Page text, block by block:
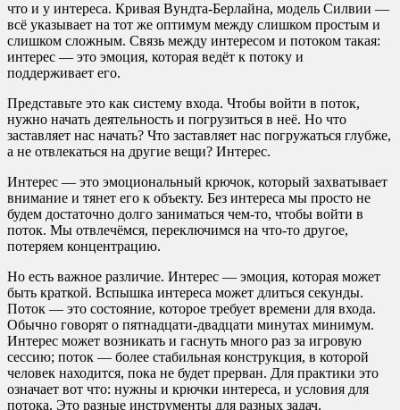
что и у интереса. Кривая Вундта-Берлайна, модель Силвии —
всё указывает на тот же оптимум между слишком простым и
слишком сложным. Связь между интересом и потоком такая:
интерес — это эмоция, которая ведёт к потоку и
поддерживает его.
Представьте это как систему входа. Чтобы войти в поток,
нужно начать деятельность и погрузиться в неё. Но что
заставляет нас начать? Что заставляет нас погружаться глубже,
а не отвлекаться на другие вещи? Интерес.
Интерес — это эмоциональный крючок, который захватывает
внимание и тянет его к объекту. Без интереса мы просто не
будем достаточно долго заниматься чем-то, чтобы войти в
поток. Мы отвлечёмся, переключимся на что-то другое,
потеряем концентрацию.
Но есть важное различие. Интерес — эмоция, которая может
быть краткой. Вспышка интереса может длиться секунды.
Поток — это состояние, которое требует времени для входа.
Обычно говорят о пятнадцати-двадцати минутах минимум.
Интерес может возникать и гаснуть много раз за игровую
сессию; поток — более стабильная конструкция, в которой
человек находится, пока не будет прерван. Для практики это
означает вот что: нужны и крючки интереса, и условия для
потока. Это разные инструменты для разных задач.